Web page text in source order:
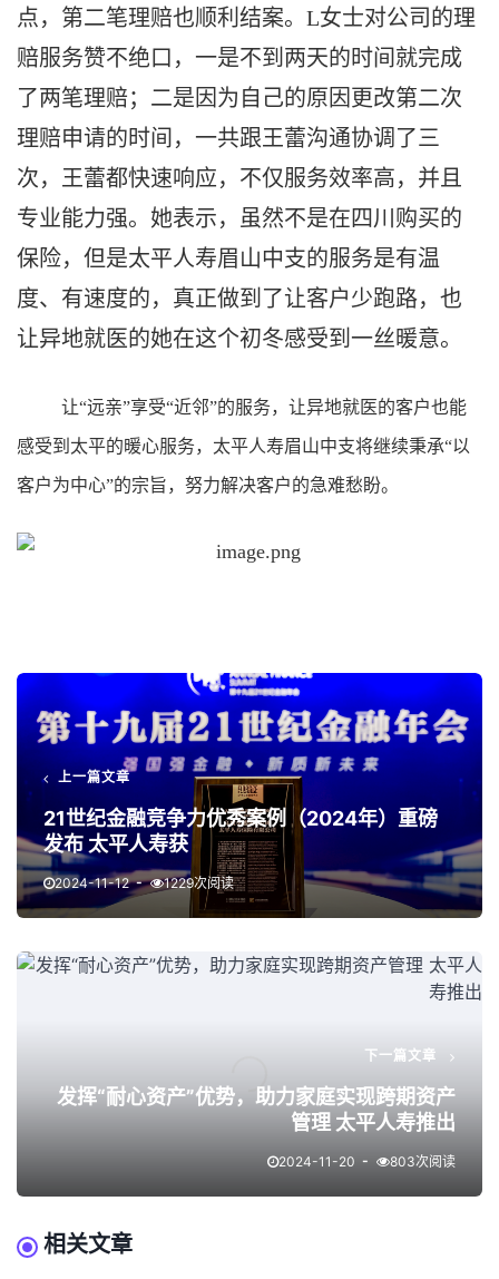
点，第二笔理赔也顺利结案。L女士对公司的理
赔服务赞不绝口，一是不到两天的时间就完成
了两笔理赔；二是因为自己的原因更改第二次
理赔申请的时间，一共跟王蕾沟通协调了三
次，王蕾都快速响应，不仅服务效率高，并且
专业能力强。她表示，虽然不是在四川购买的
保险，但是太平人寿眉山中支的服务是有温
度、有速度的，真正做到了让客户少跑路，也
让异地就医的她在这个初冬感受到一丝暖意。
让“远亲”享受“近邻”的服务，让异地就医的客户也能
感受到太平的暖心服务，太平人寿眉山中支将继续秉承“以
客户为中心”的宗旨，努力解决客户的急难愁盼。
上一篇文章
21世纪金融竞争力优秀案例（2024年）重磅
发布 太平人寿获
2024-11-12 1229次阅读
下一篇文章
发挥“耐心资产”优势，助力家庭实现跨期资产
管理 太平人寿推出
2024-11-20 803次阅读
相关文章